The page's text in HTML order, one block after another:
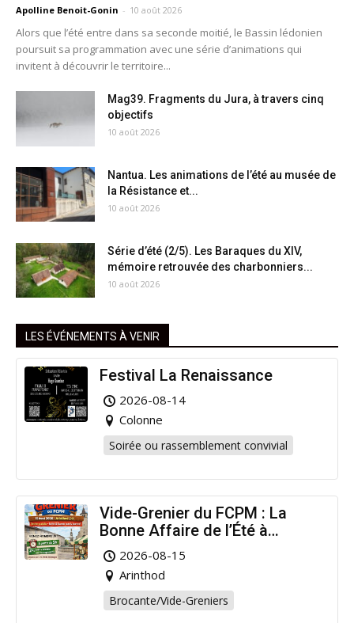
Apolline Benoit-Gonin - 10 août 2026
Alors que l’été entre dans sa seconde moitié, le Bassin lédonien
poursuit sa programmation avec une série d’animations qui
invitent à découvrir le territoire...
Mag39. Fragments du Jura, à travers cinq
objectifs
10 août 2026
Nantua. Les animations de l’été au musée de
la Résistance et...
10 août 2026
Série d’été (2/5). Les Baraques du XIV,
mémoire retrouvée des charbonniers...
10 août 2026
LES ÉVÉNEMENTS À VENIR
Festival La Renaissance
2026-08-14
Colonne
Soirée ou rassemblement convivial
Vide-Grenier du FCPM : La
Bonne Affaire de l’Été à
Arinthod !
2026-08-15
Arinthod
Brocante/Vide-Greniers